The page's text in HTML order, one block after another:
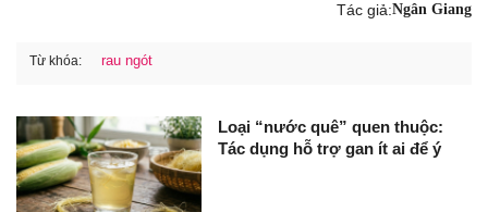
Tác giả:Ngân Giang
Từ khóa: rau ngót
Loại “nước quê” quen thuộc:
Tác dụng hỗ trợ gan ít ai để ý